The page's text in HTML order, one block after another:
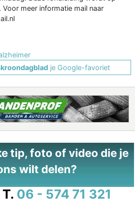
meer informatie mail naar
je Google-favoriet
tip, foto of video die je
wilt delen?
T. 06 - 574 71 321